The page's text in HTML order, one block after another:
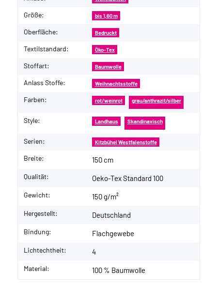
Größe: bis 1,60 m
Oberfläche: Bedruckt
Textilstandard: Öko-Tex
Stoffart: Baumwolle
Anlass Stoffe: Weihnachtsstoffe
Farben: rot/weinrot grau/anthrazit/silber
Style: Landhaus Skandinavisch
Serien: Kitzbühel Westfalenstoffe
Breite: 150 cm
Qualität: Oeko-Tex Standard 100
Gewicht: 150 g/m²
Hergestellt: Deutschland
Bindung: Flachgewebe
Lichtechtheit: 4
Material: 100 % Baumwolle